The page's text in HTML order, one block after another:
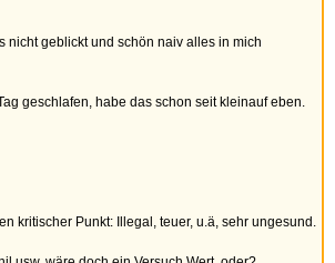
nicht geblickt und schön naiv alles in mich
geschlafen, habe das schon seit kleinauf eben.
kritischer Punkt: Illegal, teuer, u.ä, sehr ungesund.